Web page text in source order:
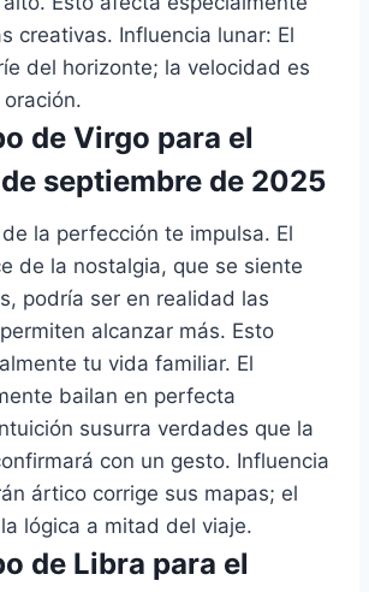
creativas. Influencia lunar: El
del horizonte; la velocidad es
de Virgo para el
septiembre de 2025
la perfección te impulsa. El
de la nostalgia, que se siente
podría ser en realidad las
alcanzar más. Esto
tu vida familiar. El
bailan en perfecta
susurra verdades que la
con un gesto. Influencia
ártico corrige sus mapas; el
lógica a mitad del viaje.
de Libra para el